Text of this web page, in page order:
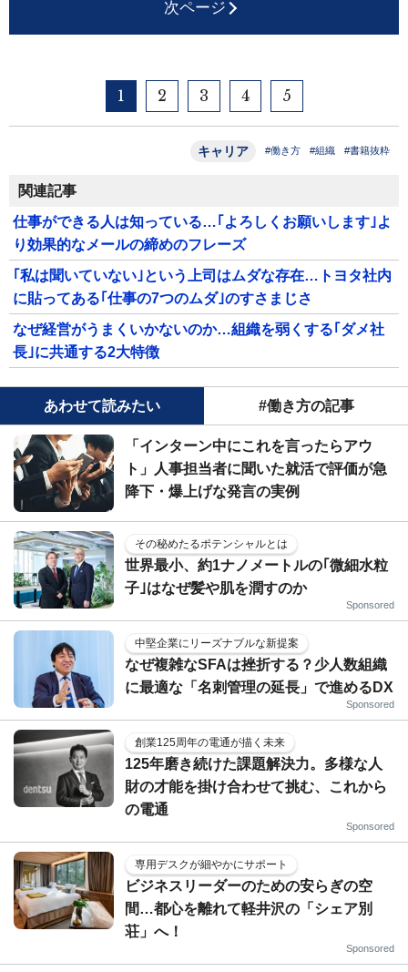
次ページ
1 2 3 4 5
キャリア #働き方 #組織 #書籍抜粋
関連記事
仕事ができる人は知っている…｢よろしくお願いします｣よ
り効果的なメールの締めのフレーズ
｢私は聞いていない｣という上司はムダな存在…トヨタ社内
に貼ってある｢仕事の7つのムダ｣のすさまじさ
なぜ経営がうまくいかないのか…組織を弱くする｢ダメ社
長｣に共通する2大特徴
あわせて読みたい #働き方の記事
「インターン中にこれを言ったらアウ
ト」人事担当者に聞いた就活で評価が急
降下・爆上げな発言の実例
その秘めたるポテンシャルとは
世界最小、約1ナノメートルの｢微細水粒
子｣はなぜ髪や肌を潤すのか
Sponsored
中堅企業にリーズナブルな新提案
なぜ複雑なSFAは挫折する？少人数組織
に最適な「名刺管理の延長」で進めるDX
Sponsored
創業125周年の電通が描く未来
125年磨き続けた課題解決力。多様な人
財の才能を掛け合わせて挑む、これから
の電通
Sponsored
専用デスクが細やかにサポート
ビジネスリーダーのための安らぎの空
間…都心を離れて軽井沢の「シェア別
荘」へ！
Sponsored